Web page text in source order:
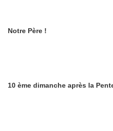
Notre Père !
10 ème dimanche après la